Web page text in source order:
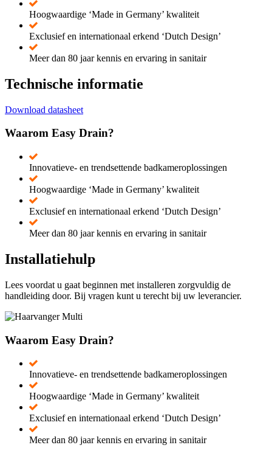
Hoogwaardige ‘Made in Germany’ kwaliteit
Exclusief en internationaal erkend ‘Dutch Design’
Meer dan 80 jaar kennis en ervaring in sanitair
Technische informatie
Download datasheet
Waarom Easy Drain?
Innovatieve- en trendsettende badkameroplossingen
Hoogwaardige ‘Made in Germany’ kwaliteit
Exclusief en internationaal erkend ‘Dutch Design’
Meer dan 80 jaar kennis en ervaring in sanitair
Installatiehulp
Lees voordat u gaat beginnen met installeren zorgvuldig de
handleiding door. Bij vragen kunt u terecht bij uw leverancier.
Waarom Easy Drain?
Innovatieve- en trendsettende badkameroplossingen
Hoogwaardige ‘Made in Germany’ kwaliteit
Exclusief en internationaal erkend ‘Dutch Design’
Meer dan 80 jaar kennis en ervaring in sanitair